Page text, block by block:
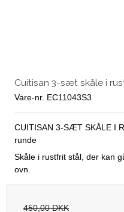
Cuitisan 3-sæt skåle i
Vare-nr. EC11043S3
CUITISAN 3-SÆT SKÅLE I
runde
Skåle i rustfrit stål, der kan
ovn.
450,00 DKK